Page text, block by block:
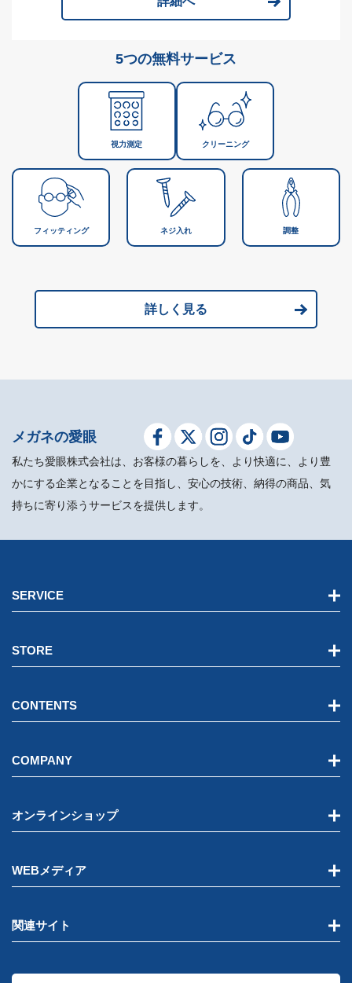
5つの無料サービス
視力測定 クリーニング
フィッティング ネジ入れ 調整
詳しく見る
メガネの愛眼
私たち愛眼株式会社は、お客様の暮らしを、より快適に、より豊
かにする企業となることを目指し、安心の技術、納得の商品、気
持ちに寄り添うサービスを提供します。
SERVICE
STORE
CONTENTS
COMPANY
オンラインショップ
WEBメディア
関連サイト